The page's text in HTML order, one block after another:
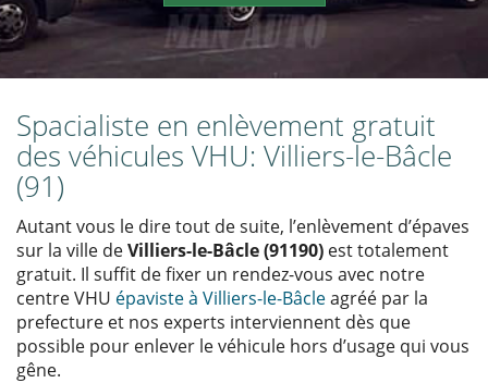
Spacialiste en enlèvement gratuit
des véhicules VHU: Villiers-le-Bâcle
(91)
Autant vous le dire tout de suite, l’enlèvement d’épaves
sur la ville deVilliers-le-Bâcle (91190) est totalement
gratuit. Il suffit de fixer un rendez-vous avec notre
centre VHU épaviste à Villiers-le-Bâcleagréé par la
prefecture et nos experts interviennent dès que
possible pour enlever le véhicule hors d’usage qui vous
gêne.